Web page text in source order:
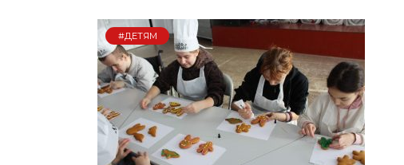
#ДЕТЯМ